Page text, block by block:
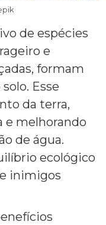
de espécies
e
formam
Esse
da terra,
e melhorando
de água.
ecológico
inimigos